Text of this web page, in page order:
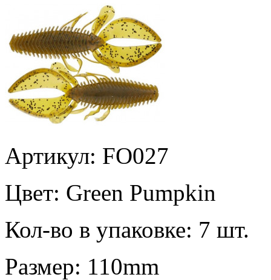
Артикул: FO027
Цвет: Green Pumpkin
Кол-во в упаковке: 7 шт.
Размер: 110mm